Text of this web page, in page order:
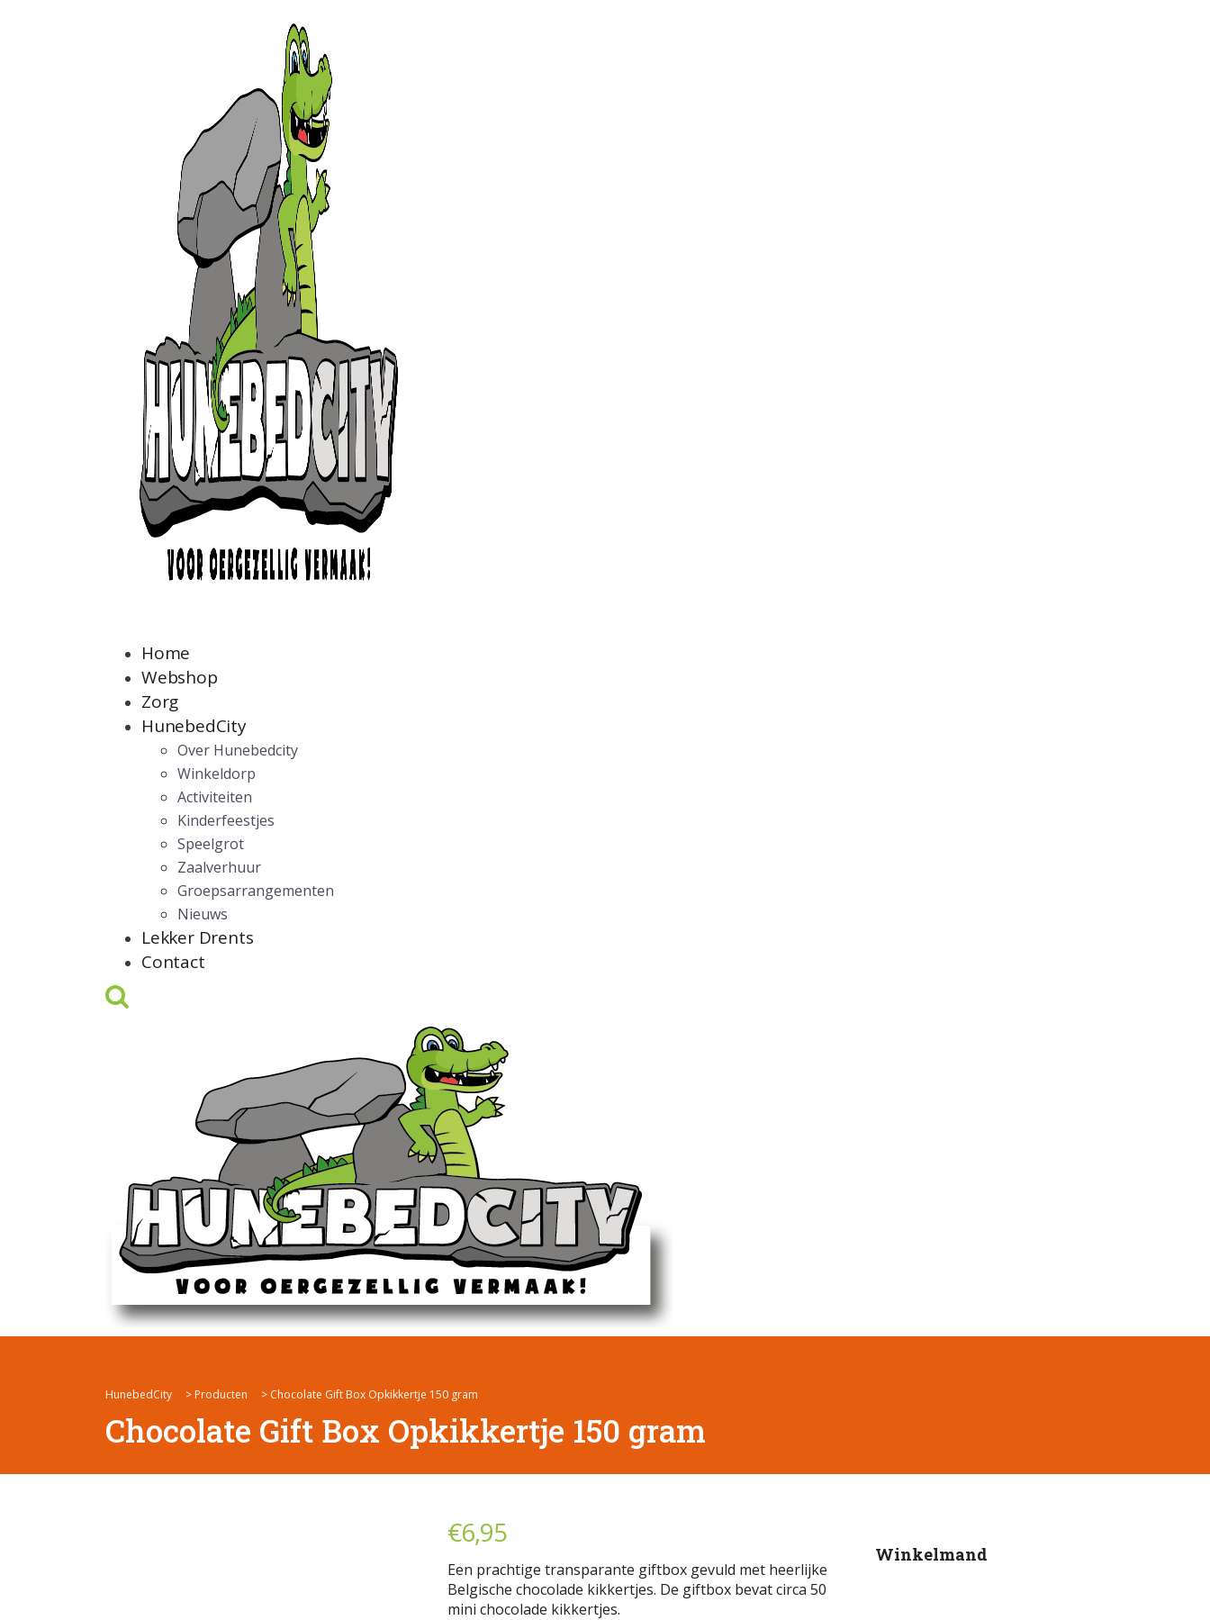
Home
Webshop
Zorg
HunebedCity
Over Hunebedcity
Winkeldorp
Activiteiten
Kinderfeestjes
Speelgrot
Zaalverhuur
Groepsarrangementen
Nieuws
Lekker Drents
Contact
HunebedCity > Producten > Chocolate Gift Box Opkikkertje 150 gram
Chocolate Gift Box Opkikkertje 150 gram
€6,95
Een prachtige transparante giftbox gevuld met heerlijke
Belgische chocolade kikkertjes. De giftbox bevat circa 50
mini chocolade kikkertjes.
Winkelmand